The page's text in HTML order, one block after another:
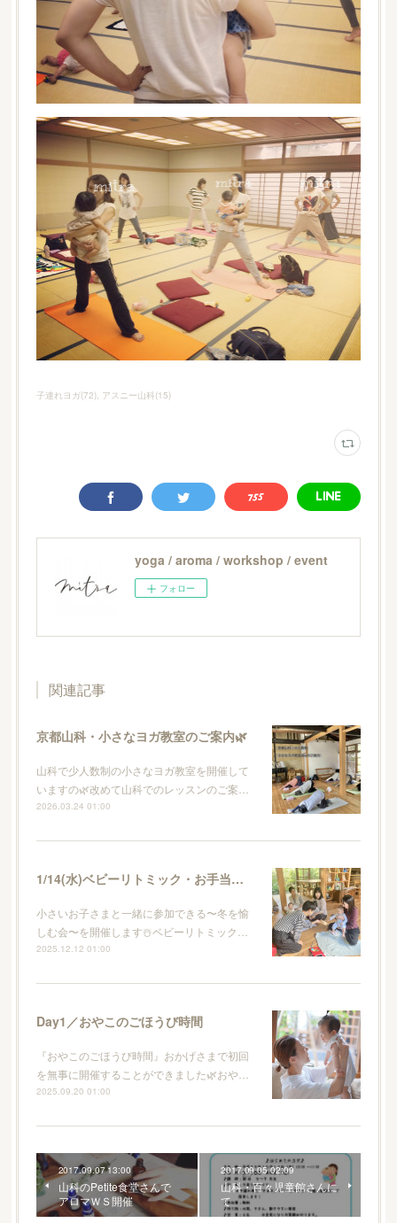
子連れヨガ(72) アスニー山科(15)
yoga / aroma / workshop / event
フォロー
関連記事
京都山科・小さなヨガ教室のご案内🌿
山科で少人数制の小さなヨガ教室を開催して
いますの🌿改めて山科でのレッスンのご案…
2026.03.24 01:00
1/14(水)ベビーリトミック・お手当て・ランチの会
小さいお子さまと一緒に参加できる〜冬を愉
しむ会〜を開催します☃️ベビーリトミック…
2025.12.12 01:00
Day1／おやこのごほうび時間
『おやこのごほうび時間』おかげさまで初回
を無事に開催することができました🌿おや…
2025.09.20 01:00
2017.09.07 13:00
山科のPetite食堂さんで
アロマＷＳ開催
2017.09.05 02:09
山科・百々児童館さんに
て